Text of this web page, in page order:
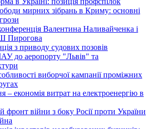
мирних зібрань в Криму: основні
Валентина Наливайченка і
Пирогова
з приводу судових позовів
до аеропорту "Львів" та
виборчої кампанії проміжних
– економія витрат на електроенергію в
фронт війни з боку Росії проти України